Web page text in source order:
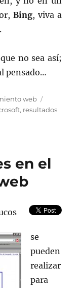
Bing, viva a
.
no sea así;
pensado…
web
, resultados
en el
se
pueden
realizar
para